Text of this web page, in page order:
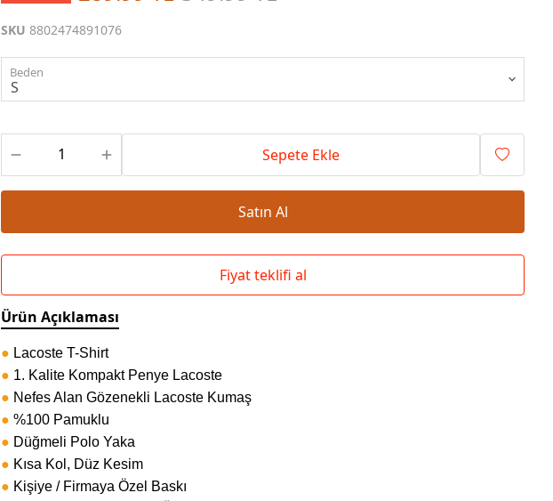
SKU 8802474891076
Beden
Sepete Ekle
Satın Al
Fiyat teklifi al
Ürün Açıklaması
● Lacoste T-Shirt
● 1. Kalite Kompakt Penye Lacoste
● Nefes Alan Gözenekli Lacoste Kumaş
●%100 Pamuklu
● Düğmeli Polo Yaka
● Kısa Kol, Düz Kesim
● Kişiye / Firmaya Özel Baskı